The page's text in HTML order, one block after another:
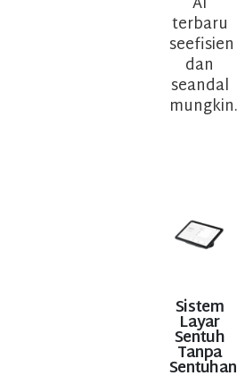
terbaru
seefisien
dan
seandal
mungkin.
Sistem
Layar
Sentuh
Tanpa
Sentuhan